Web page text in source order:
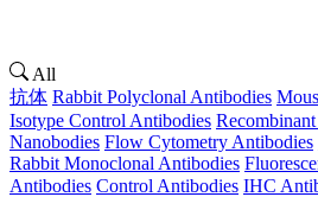
All
抗体 Rabbit Polyclonal Antibodies
Isotype Control Antibodies
Nanobodies Flow Cytometry Antibodies
Rabbit Monoclonal Antibodies
Antibodies Control Antibodies IHC